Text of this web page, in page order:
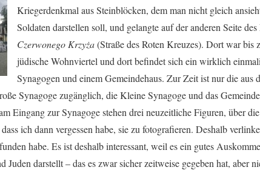
Kriegerdenkmal aus Steinblöcken, dem man nicht gleich
Soldaten darstellen soll, und gelangte auf der anderen Seite
Czerwonego Krzyża(Straße des Roten Kreuzes). Dort war bis
jüdische Wohnviertel und dort befindet sich ein wirklich
Synagogen und einem Gemeindehaus. Zur Zeit ist nur die aus
Synagoge zugänglich, dieKleine Synagoge und das
Eingang zur Synagoge stehen drei neuzeitliche Figuren, über
ich dann vergessen habe, sie zu fotografieren. Deshalb
habe. Es ist deshalb interessant, weil es ein gutes
Juden darstellt – das es zwar sicher zeitweise gegeben hat, aber